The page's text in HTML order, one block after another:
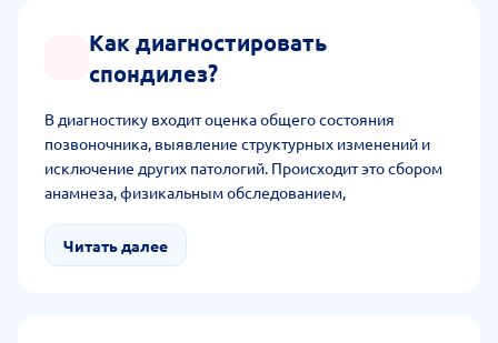
Как диагностировать
спондилез?
В диагностику входит оценка общего состояния
позвоночника, выявление структурных изменений и
исключение других патологий. Происходит это сбором
анамнеза, физикальным обследованием,
числе дополнительных методов находится
электронейромиография с радиоизотопным
Читать далее